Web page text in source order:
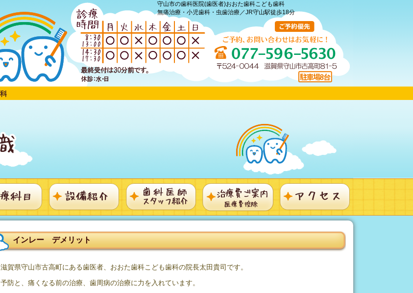
守山市の歯科医院(歯医者)おおた歯科こども歯科
無痛治療・小児歯科・虫歯治療／JR守山駅徒歩18分
インレー デメリット
滋賀県守山市古高町にある歯医者、おおた歯科こども歯科の院長太田貴司です。
予防と、痛くなる前の治療、歯周病の治療に力を入れています。